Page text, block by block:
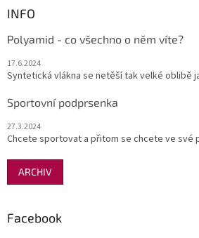
INFO
Polyamid - co všechno o něm víte?
17.6.2024
Syntetická vlákna se netěší tak velké oblibě
Sportovní podprsenka
27.3.2024
Chcete sportovat a přitom se chcete ve své
ARCHIV
Facebook